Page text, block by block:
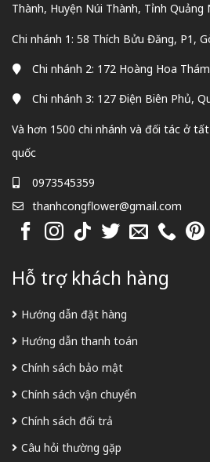
Thành, Huyện Núi Thành, Tỉnh Quảng
Chi nhánh 1: 58 Thích Bửu Đăng, P1,
Chi nhánh 2: 172 Hoàng Hoa
Chi nhánh 3: 127 Điện Biên Phủ,
Và hơn 1500 chi nhánh và đối tác ở
quốc
0973545359
thanhcongflower@gmail.com
Hỗ trợ khách hàng
Hướng dẫn đặt hàng
Hướng dẫn thanh toán
Chính sách bảo mật
Chính sách vận chuyển
Chính sách đổi trả
Câu hỏi thường gặp